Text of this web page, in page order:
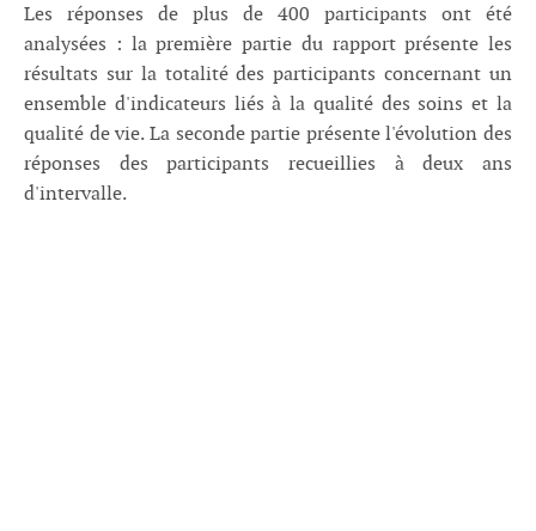
Les réponses de plus de 400 participants ont été
analysées : la première partie du rapport présente les
résultats sur la totalité des participants concernant un
ensemble d'indicateurs liés à la qualité des soins et la
qualité de vie. La seconde partie présente l'évolution des
réponses des participants recueillies à deux ans
d'intervalle.